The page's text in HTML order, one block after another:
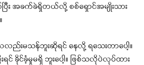
း အခက်ခဲရှိတယ်လို့ စစ်ရှောင်အမျိုးသား
ေလည်းမသန်ဘူးဆိုရင် နေလို့ ရသေးတာပေါ့။
ရင် ခိုင်ခံ့မှုမရှိ ဘူးပေါ့။ ဖြစ်သလိုပဲလုပ်ထား